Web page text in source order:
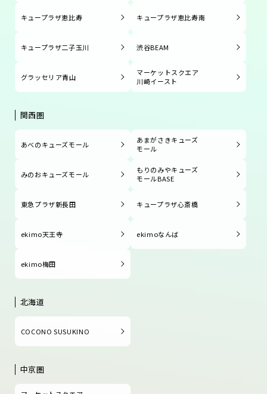
キュープラザ恵比寿 キュープラザ恵比寿南
キュープラザ二子玉川 渋谷BEAM
グラッセリア青山
マーケットスクエア
川崎イースト
関西圏
あべのキューズモール
あまがさきキューズ
モール
みのおキューズモール
もりのみやキューズ
モールBASE
東急プラザ新長田 キュープラザ心斎橋
ekimo天王寺 ekimoなんば
ekimo梅田
北海道
COCONO SUSUKINO
中京圏